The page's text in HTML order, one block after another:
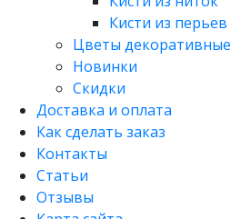
Кисти из перьев
Цветы декоративные
Новинки
Скидки
Доставка и оплата
Как сделать заказ
Контакты
Статьи
Отзывы